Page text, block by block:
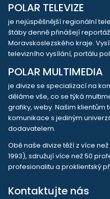
POLAR TELEVIZE
je nejúspěšnější regionální
štáby denně přinášejí
Moravskoslezského kraje.
televizního vysílání, portálu
POLAR MULTIMEDIA
je divize se specializací na
děláme vše, co se týká
grafiky, weby. Našim klientům
komunikace s jediným
dodavatelem.
Obě naše divize těží z více
1993), sdružují více než 50
profesionalitu a proklientský
Kontaktujte nás